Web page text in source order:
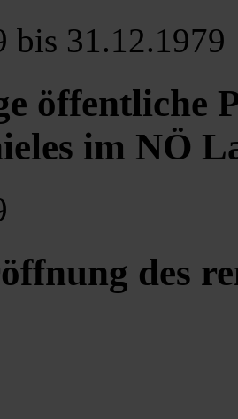
bis 31.12.1979
öffentliche
im NÖ
des